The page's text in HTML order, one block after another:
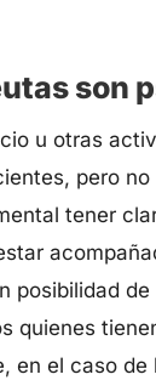
son
u otras
pero
tener
posibilidad
quienes
en el caso